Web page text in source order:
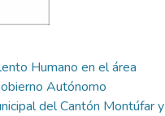
Humano en el área
Autónomo
del Cantón Montúfar y